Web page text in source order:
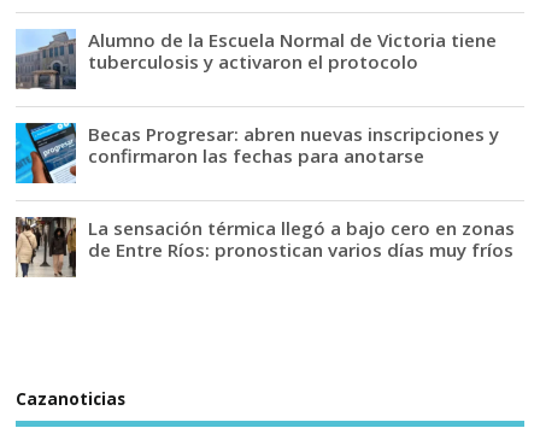
Alumno de la Escuela Normal de Victoria tiene
tuberculosis y activaron el protocolo
Becas Progresar: abren nuevas inscripciones y
confirmaron las fechas para anotarse
La sensación térmica llegó a bajo cero en zonas
de Entre Ríos: pronostican varios días muy fríos
Cazanoticias